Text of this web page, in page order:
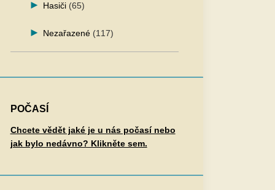
Hasiči(65)
Nezařazené(117)
POČASÍ
Chcete vědět jaké je u nás počasí nebo
jak bylo nedávno? Klikněte sem.